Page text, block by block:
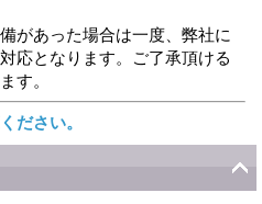
があった場合は一度、弊社に
応となります。ご了承頂ける
す。
ださい。